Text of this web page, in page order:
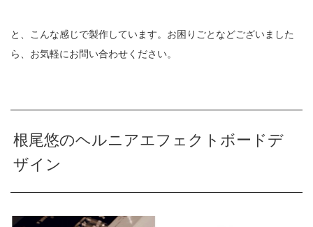
と、こんな感じで製作しています。お困りごとなどございました
ら、お気軽にお問い合わせください。
根尾悠のヘルニアエフェクトボードデ
ザイン